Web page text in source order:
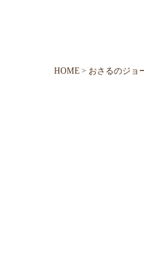
HOME おさるのジョ